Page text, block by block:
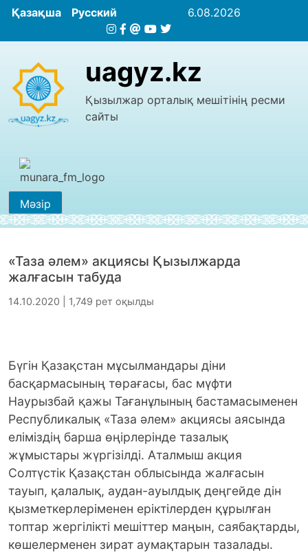
Қазақша Русский 6.08.2026
uagyz.kz
Қызылжар орталық мешітінің ресми
сайты
Мәзір
«Таза әлем» акциясы Қызылжарда
жалғасын табуда
14.10.2020 | 1,749 рет оқылды
Бүгін Қазақстан мұсылмандары діни
басқармасының төрағасы, бас мүфти
Наурызбай қажы Тағанұлының бастамасыменен
Республикалық «Таза әлем» акциясы аясында
еліміздің барша өңірлерінде тазалық
жұмыстары жүргізілді. Аталмыш акция
Солтүстік Қазақстан облысында жалғасын
тауып, қалалық, аудан-ауылдық деңгейде дін
қызметкерлеріменен еріктілерден құрылған
топтар жергілікті мешіттер маңын, саябақтарды,
көшелерменен зират аумақтарын тазалады.